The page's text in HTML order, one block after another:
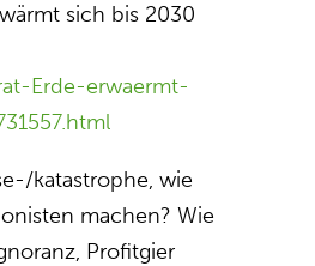
sich bis 2030
Erde-erwaermt-
katastrophe, wie
machen? Wie
Profitgier